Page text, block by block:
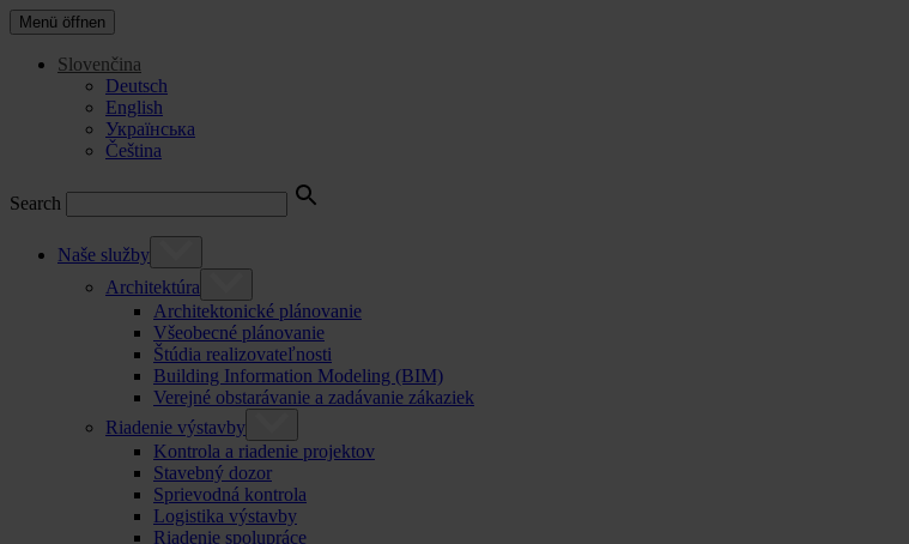
Menü öffnen
Slovenčina
Deutsch
English
Українська
Čeština
Search
Naše služby
Architektúra
Architektonické plánovanie
Všeobecné plánovanie
Štúdia realizovateľnosti
Building Information Modeling (BIM)
Verejné obstarávanie a zadávanie zákaziek
Riadenie výstavby
Kontrola a riadenie projektov
Stavebný dozor
Sprievodná kontrola
Logistika výstavby
Riadenie spolupráce